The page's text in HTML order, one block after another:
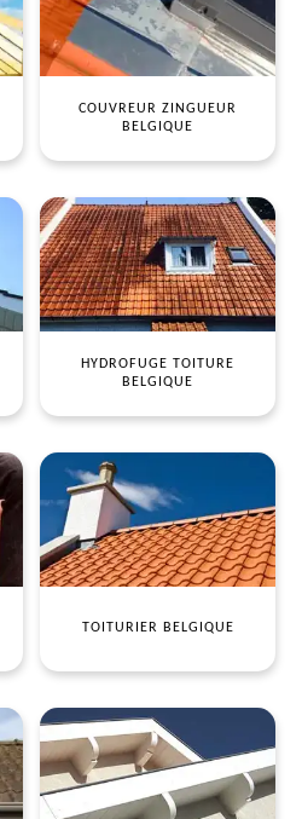
COUVREUR ZINGUEUR
BELGIQUE
HYDROFUGE TOITURE
BELGIQUE
TOITURIER BELGIQUE